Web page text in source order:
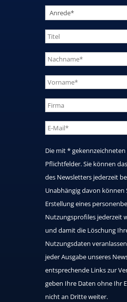
Die mit * gekennzeichneten
Pflichtfelder. Sie können
des Newsletters jederzeit
Unabhängig davon können
Erstellung eines
Nutzungsprofiles jederzeit
und damit die Löschung
Nutzungsdaten
jeder Ausgabe unseres
entsprechende Links zur
geben Ihre Daten ohne Ihr
nicht an Dritte weiter.